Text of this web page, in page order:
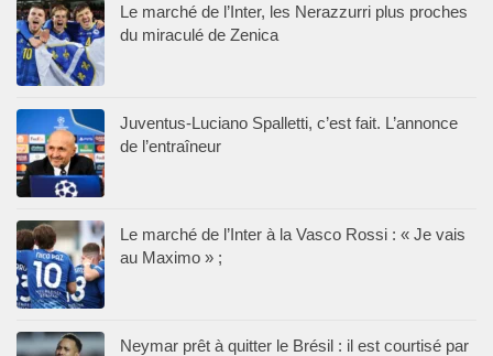
Le marché de l’Inter, les Nerazzurri plus proches
du miraculé de Zenica
Juventus-Luciano Spalletti, c’est fait. L’annonce
de l’entraîneur
Le marché de l’Inter à la Vasco Rossi : « Je vais
au Maximo » ;
Neymar prêt à quitter le Brésil : il est courtisé par